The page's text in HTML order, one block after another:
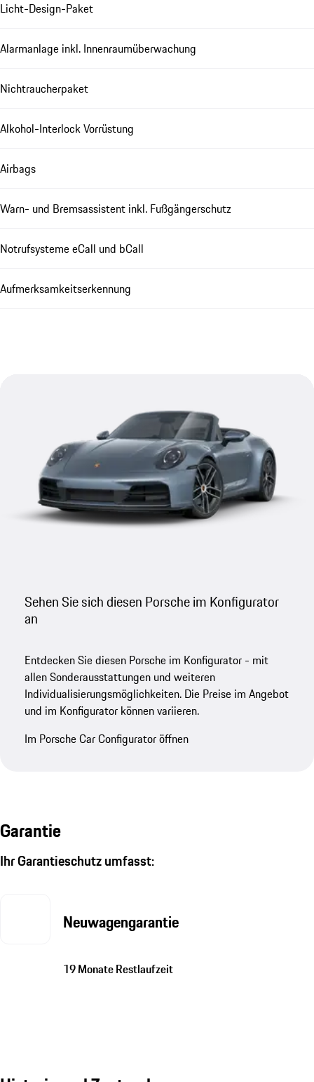
Licht-Design-Paket
Alarmanlage inkl. Innenraumüberwachung
Nichtraucherpaket
Alkohol-Interlock Vorrüstung
Airbags
Warn- und Bremsassistent inkl. Fußgängerschutz
Notrufsysteme eCall und bCall
Aufmerksamkeitserkennung
Sehen Sie sich diesen Porsche im Konfigurator
an
Entdecken Sie diesen Porsche im Konfigurator - mit
allen Sonderausstattungen und weiteren
Individualisierungsmöglichkeiten. Die Preise im Angebot
und im Konfigurator können variieren.
Im Porsche Car Configurator öffnen
Garantie
Ihr Garantieschutz umfasst:
Neuwagengarantie
19 Monate Restlaufzeit